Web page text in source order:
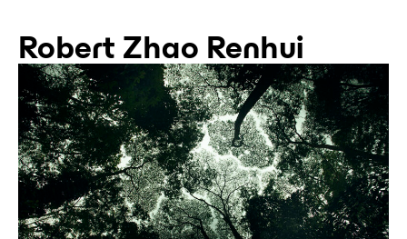
Robert Zhao Renhui